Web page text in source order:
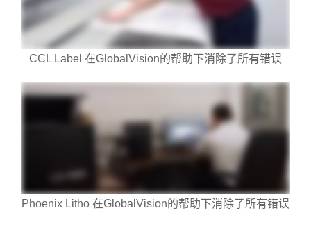
CCL Label 在GlobalVision的帮助下消除了所有错误
Phoenix Litho 在GlobalVision的帮助下消除了所有错误